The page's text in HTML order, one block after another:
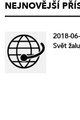
NEJNOVĚJŠÍ
2018-
Svět